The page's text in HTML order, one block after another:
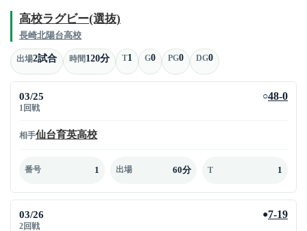
高校ラグビー(選抜)
長崎北陽台高校
出場2試合 時間120分 T1 G0 PG0 DG0
03/25
1回戦
○48-0
相手仙台育英高校
番号 1 出場 60分 T 1
03/26
2回戦
●7-19